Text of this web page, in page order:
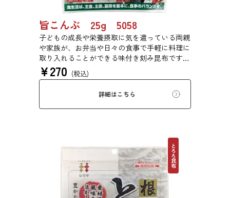
旨こんぶ 25g 5058
子どもの成長や栄養摂取に気を遣っている両親
や家族が、お弁当や日々の食事で手軽に料理に
取り入れることができる味付き刻み昆布です。
程良い塩味と旨味のバランスを追求しました。
塩味を抑えながら、旨味を引き立てる「あごだ
¥270 (税込)
詳細はこちら
とろろ昆布